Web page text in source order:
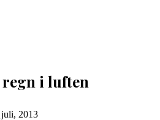
i luften
2013